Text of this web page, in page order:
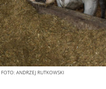
FOTO: ANDRZEJ RUTKOWSKI